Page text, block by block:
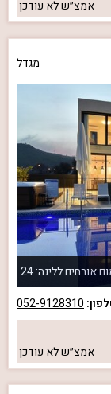
אמצ״שלא עודכן
מגדל
אורחים ללינה: 24
052-9128310
אמצ״שלא עודכן